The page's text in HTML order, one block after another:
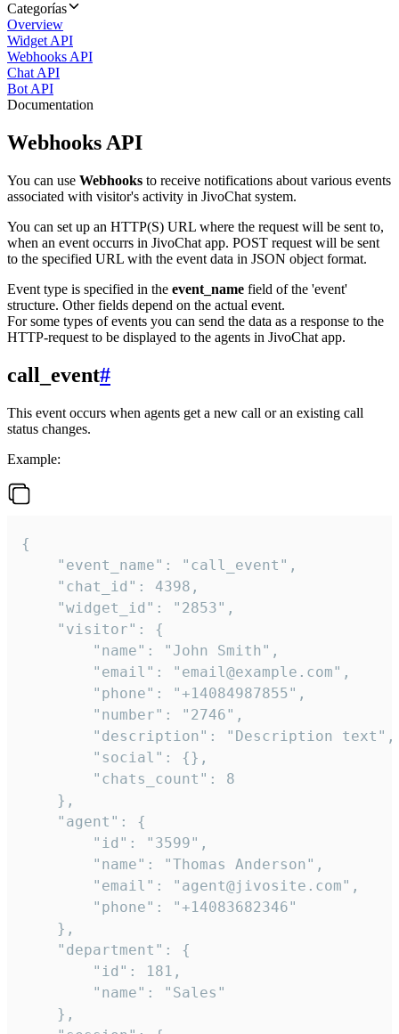
Categorías
Overview
Widget API
Webhooks API
Chat API
Bot API
Documentation
Webhooks API
You can use Webhooks to receive notifications about various events
associated with visitor's activity in JivoChat system.
You can set up an HTTP(S) URL where the request will be sent to,
when an event occurrs in JivoChat app. POST request will be sent
to the specified URL with the event data in JSON object format.
Event type is specified in the event_name field of the 'event'
structure. Other fields depend on the actual event.
For some types of events you can send the data as a response to the
HTTP-request to be displayed to the agents in JivoChat app.
call_event#
This event occurs when agents get a new call or an existing call
status changes.
Example:
{
    "event_name": "call_event",
    "chat_id": 4398,
    "widget_id": "2853",
    "visitor": {
        "name": "John Smith",
        "email": "email@example.com",
        "phone": "+14084987855",
        "number": "2746",
        "description": "Description text",
        "social": {},
        "chats_count": 8
    },
    "agent": {
        "id": "3599",
        "name": "Thomas Anderson",
        "email": "agent@jivosite.com",
        "phone": "+14083682346"
    },
    "department": {
        "id": 181,
        "name": "Sales"
    },